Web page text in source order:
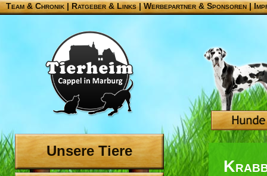
Team & Chronik |Ratgeber & Links|Werbepartner & Sponsoren|
Unsere Tiere